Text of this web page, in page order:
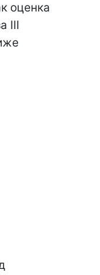
оценка
III